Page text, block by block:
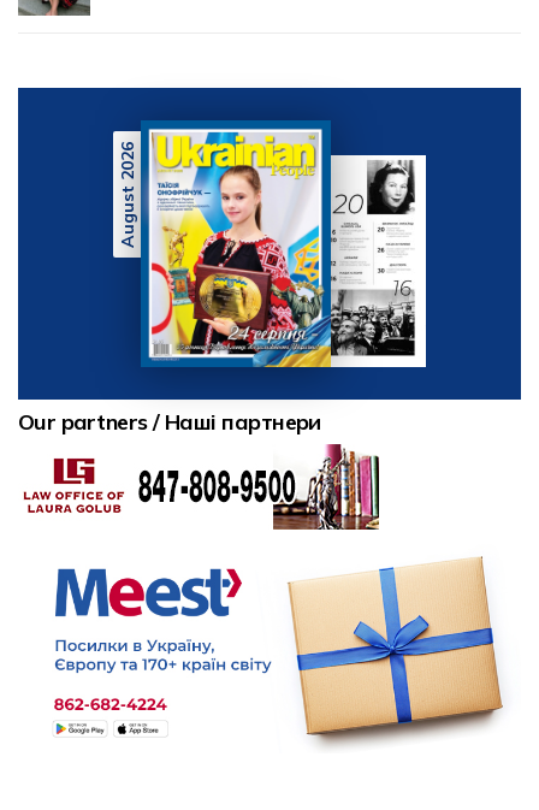
August 2026
Our partners / Наші партнери